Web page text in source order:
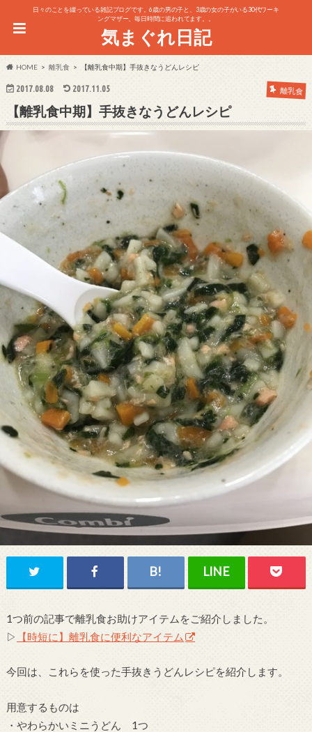
日々のことを綴っている雑記ブログです。6歳の男の子と、3歳の女の子がいる30代ワーキ
ングマザー、毎日時間に追われてます。。
気まぐれ日記
HOME 離乳食 【離乳食中期】手抜きなうどんレシピ
2017.08.08 2017.11.05 離乳食
【離乳食中期】手抜きなうどんレシピ
1つ前の記事で離乳食お助けアイテムをご紹介しました。
▷
【時短に】離乳食に便利なアイテム
今回は、これらを使った手抜きうどんレシピを紹介します。
用意するものは
・やわらかいミニうどん 1つ